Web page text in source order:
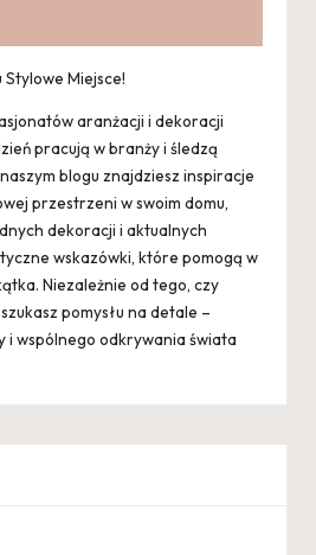
Miejsce!
aranżacji i dekoracji
pracują w branży i śledzą
blogu znajdziesz inspiracje
przestrzeni w swoim domu,
dekoracji i aktualnych
wskazówki, które pomogą w
Niezależnie od tego, czy
pomysłu na detale –
i wspólnego odkrywania świata